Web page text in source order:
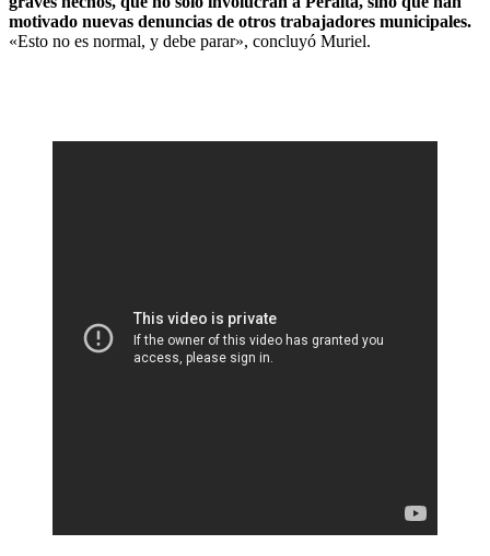
motivado nuevas denuncias de otros trabajadores municipales.
«Esto no es normal, y debe parar», concluyó Muriel.